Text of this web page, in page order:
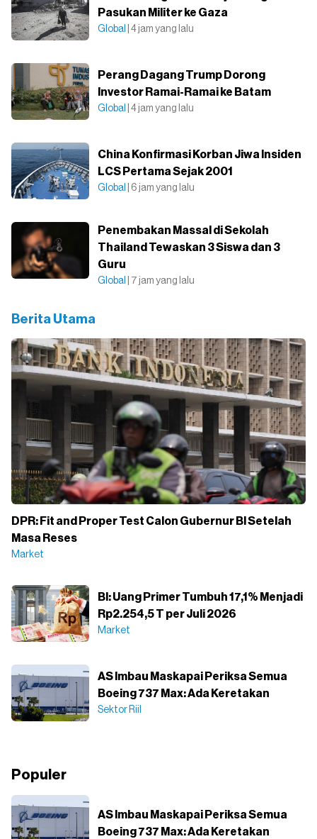
Pasukan Militer ke Gaza
Global | 4 jam yang lalu
Perang Dagang Trump Dorong
Investor Ramai-Ramai ke Batam
Global | 4 jam yang lalu
China Konfirmasi Korban Jiwa Insiden
LCS Pertama Sejak 2001
Global | 6 jam yang lalu
Penembakan Massal di Sekolah
Thailand Tewaskan 3 Siswa dan 3
Guru
Global | 7 jam yang lalu
Berita Utama
DPR: Fit and Proper Test Calon Gubernur BI Setelah
Masa Reses
Market
BI: Uang Primer Tumbuh 17,1% Menjadi
Rp2.254,5 T per Juli 2026
Market
AS Imbau Maskapai Periksa Semua
Boeing 737 Max: Ada Keretakan
Sektor Riil
Populer
AS Imbau Maskapai Periksa Semua
Boeing 737 Max: Ada Keretakan